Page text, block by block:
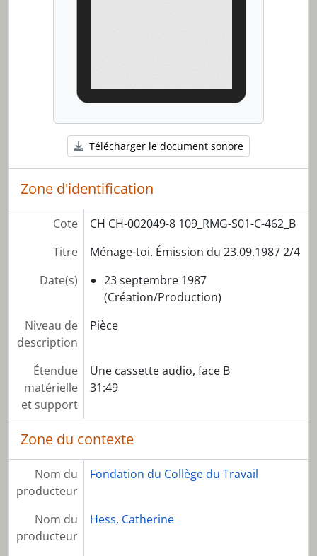
[Série] S10 - Année 1996
[Série] S11 - Année 1997
[Série] S12 - Année 1998
[Série] S13 - Année 1999
[Série] S14 - Rushs d'émission
[Série] S15 - Documentation
Télécharger le document sonore
Zone d'identification
Cote
CH CH-002049-8 109_RMG-S01-C-462_B
Titre
Ménage-toi. Émission du 23.09.1987 2/4
Date(s)
23 septembre 1987
(Création/Production)
Niveau de
description
Pièce
Étendue
matérielle
et support
Une cassette audio, face B
31:49
Zone du contexte
Nom du
producteur
Fondation du Collège du Travail
Nom du
producteur
Hess, Catherine